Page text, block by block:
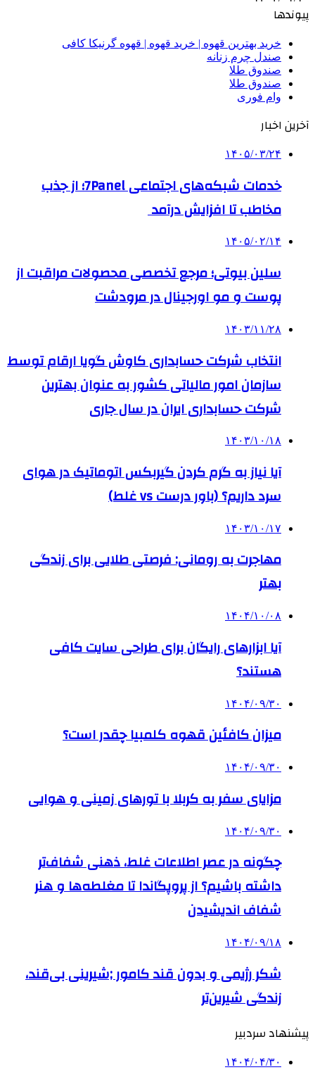
پیوندها
خرید بهترین قهوه | خرید قهوه | قهوه گرنیکا کافی
صندل چرم زنانه
صندوق طلا
صندوق طلا
وام فوری
آخرین اخبار
۱۴۰۵/۰۳/۲۴
خدمات شبکه‌های اجتماعی 7Panel؛ از جذب
مخاطب تا افزایش درآمد
۱۴۰۵/۰۲/۱۴
سلین بیوتی؛ مرجع تخصصی محصولات مراقبت از
پوست و مو اورجینال در مرودشت
۱۴۰۳/۱۱/۲۸
انتخاب شرکت حسابداری کاوش گویا ارقام توسط
سازمان امور مالیاتی کشور به عنوان بهترین
شرکت حسابداری ایران در سال جاری
۱۴۰۳/۱۰/۱۸
آیا نیاز به گرم کردن گیربکس اتوماتیک در هوای
سرد داریم؟ (باور درست vs غلط)
۱۴۰۳/۱۰/۱۷
مهاجرت به رومانی: فرصتی طلایی برای زندگی
بهتر
۱۴۰۴/۱۰/۰۸
آیا ابزارهای رایگان برای طراحی سایت کافی
هستند؟
۱۴۰۴/۰۹/۳۰
میزان کافئین قهوه کلمبیا چقدر است؟
۱۴۰۴/۰۹/۳۰
مزایای سفر به کربلا با تورهای زمینی و هوایی
۱۴۰۴/۰۹/۳۰
چگونه در عصر اطلاعات غلط، ذهنی شفاف‌تر
داشته باشیم؟ از پروپگاندا تا مغلطه‌ها و هنر
شفاف اندیشیدن
۱۴۰۴/۰۹/۱۸
شکر رژیمی و بدون قند کامور ;شیرینی بی‌قند،
زندگی شیرین‌تر
پیشنهاد سردبیر
۱۴۰۴/۰۴/۳۰